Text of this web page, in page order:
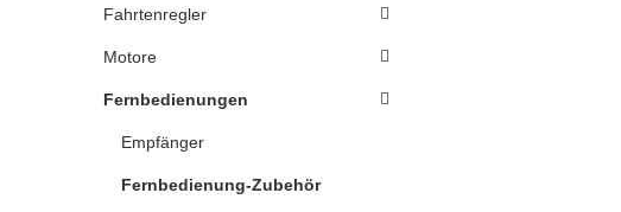
Fahrtenregler
Motore
Fernbedienungen
Empfänger
Fernbedienung-Zubehör